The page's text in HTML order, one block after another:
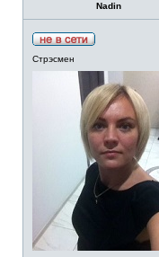
Nadin
Стрэсмен